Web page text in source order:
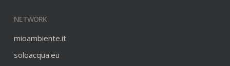
NETWORK
mioambiente.it
soloacqua.eu